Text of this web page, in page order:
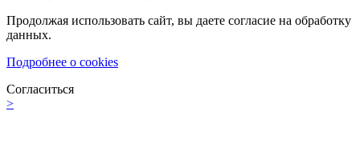
Продолжая использовать сайт, вы даете согласие на обработку
данных.
Подробнее о cookies
Согласиться
>